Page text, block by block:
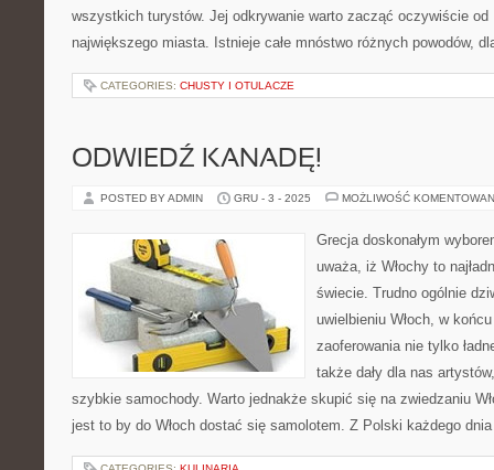
wszystkich turystów. Jej odkrywanie warto zacząć oczywiście
największego miasta. Istnieje całe mnóstwo różnych powodów,
CATEGORIES: CHUSTY I OTULACZE
ODWIEDŹ KANADĘ!
POSTED BY ADMIN GRU - 3 - 2025 MOŻLIWOŚĆ
Grecja doskonałym
uważa, iż Włochy to
świecie. Trudno ogólnie
uwielbieniu Włoch, w
zaoferowania nie tylko
także dały dla nas
szybkie samochody. Warto jednakże skupić się na zwiedzaniu
jest to by do Włoch dostać się samolotem. Z Polski każdego